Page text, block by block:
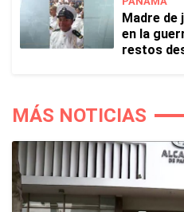
Madre de
en la
restos
MÁS NOTICIAS